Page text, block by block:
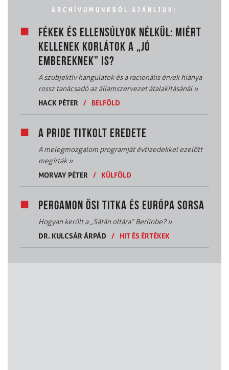
ARCHÍVUMUNKBÓL AJÁNLJUK:
FÉKEK ÉS ELLENSÚLYOK NÉLKÜL: MIÉRT
KELLENEK KORLÁTOK A „JÓ
EMBEREKNEK” IS?
A szubjektív hangulatok és a racionális érvek hiánya
rossz tanácsadó az államszervezet átalakításánál»
HACK PÉTER
/ BELFÖLD
A PRIDE TITKOLT EREDETE
A melegmozgalom programját évtizedekkel ezelőtt
megírták»
MORVAY PÉTER
/ KÜLFÖLD
PERGAMON ŐSI TITKA ÉS EURÓPA SORSA
Hogyan került a „Sátán oltára” Berlinbe?»
DR. KULCSÁR ÁRPÁD
/ HIT ÉS ÉRTÉKEK